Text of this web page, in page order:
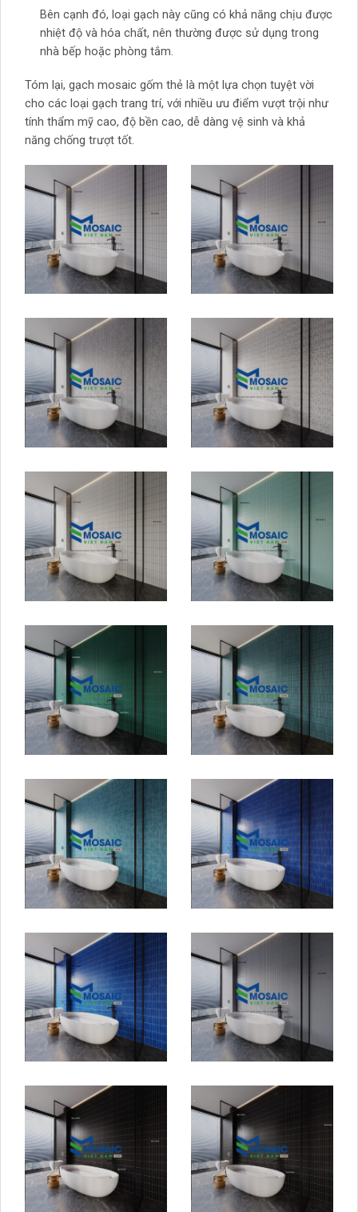
Bên cạnh đó, loại gạch này cũng có khả năng chịu được
nhiệt độ và hóa chất, nên thường được sử dụng trong
nhà bếp hoặc phòng tắm.
Tóm lại, gạch mosaic gốm thẻ là một lựa chọn tuyệt vời
cho các loại gạch trang trí, với nhiều ưu điểm vượt trội như
tính thẩm mỹ cao, độ bền cao, dễ dàng vệ sinh và khả
năng chống trượt tốt.